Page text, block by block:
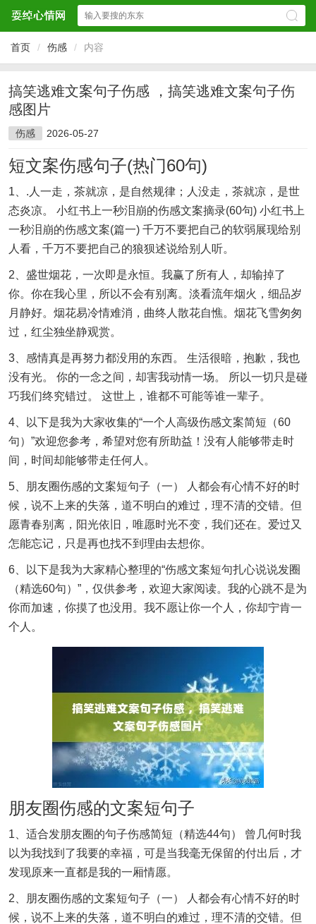
首页 / 伤感 / 内容
搞笑逃难文案句子伤感 ，搞笑逃难文案句子伤
感图片
伤感 2026-05-27
短文案伤感句子(热门60句)
1、.人一走，茶就凉，是自然规律；人没走，茶就凉，是世
态炎凉。 小红书上一秒泪崩的伤感文案摘录(60句) 小红书上
一秒泪崩的伤感文案(篇一) 千万不要把自己的软弱展现给别
人看，千万不要把自己的狼狈述说给别人听。
2、盛世烟花，一次即是永恒。我赢了所有人，却输掉了
你。你在我心里，所以不会有别离。淡看流年烟火，细品岁
月静好。烟花易冷情难消，曲终人散花自憔。烟花飞雪匆匆
过，红尘独坐静观赏。
3、感情真是再努力都没用的东西。 生活很暗，抱歉，我也
没有光。 你的一念之间，却害我动情一场。 所以一切只是碰
巧我们终究错过。 这世上，谁都不可能等谁一辈子。
4、以下是我为大家收集的“一个人高级伤感文案简短（60
句）”欢迎您参考，希望对您有所助益！没有人能够带走时
间，时间却能够带走任何人。
5、朋友圈伤感的文案短句子（一） 人都会有心情不好的时
候，说不上来的失落，道不明白的难过，理不清的交错。但
愿青春别离，阳光依旧，唯愿时光不变，我们还在。爱过又
怎能忘记，只是再也找不到理由去想你。
6、以下是我为大家精心整理的“伤感文案短句扎心说说发圈
（精选60句）”，仅供参考，欢迎大家阅读。我的心跳不是为
你而加速，你摸了也没用。我不愿让你一个人，你却宁肯一
个人。
朋友圈伤感的文案短句子
1、适合发朋友圈的句子伤感简短（精选44句） 曾几何时我
以为我找到了我要的幸福，可是当我毫无保留的付出后，才
发现原来一直都是我的一厢情愿。
2、朋友圈伤感的文案短句子（一） 人都会有心情不好的时
候，说不上来的失落，道不明白的难过，理不清的交错。但